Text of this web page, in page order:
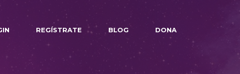
REGÍSTRATE BLOG DONA